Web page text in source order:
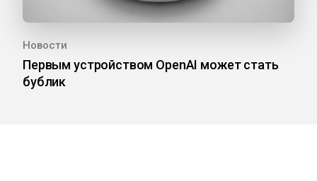
Новости
Первым устройством OpenAI может стать
бублик